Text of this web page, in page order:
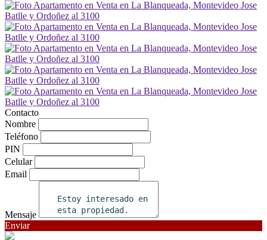
Contacto
Nombre
Teléfono
PIN
Celular
Email
Mensaje
Enviar